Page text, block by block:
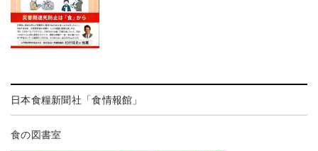
日本食糧新聞社「食情報館」
食の図書室